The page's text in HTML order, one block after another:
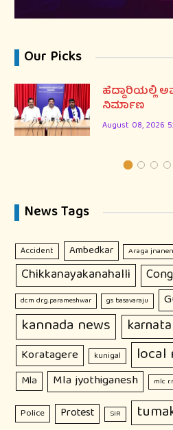
Our Picks
ಹೆದ್ದಾರಿಯಲ್ಲಿ
ನಿರ್ಮಾಣ
August 08, 2026
News Tags
Accident Ambedkar Araga
Chikkanayakanahalli
dcm dr.g.parameshwar gs basavaraju
kannada news
Koratagere kunigal local
Mla Mla jyothiganesh mlc
Police Protest SIR